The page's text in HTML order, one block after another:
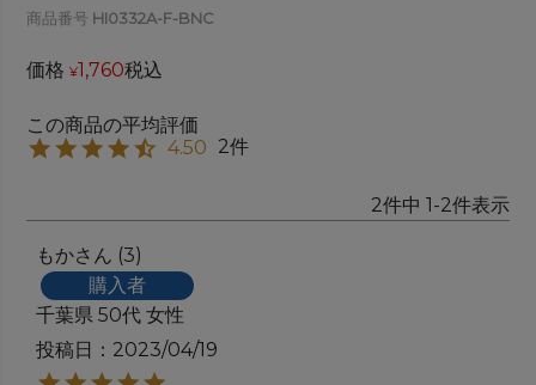
商品番号 HI0332A-F-BNC
価格 ¥1,760税込
4.50 2
2件中 1-2件表示
もか
3
購入者
千葉県 50代 女性
投稿日
2023/04/19